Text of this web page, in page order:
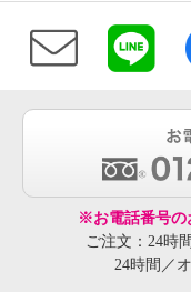
※お電話番号の
ご注文：24時
24時間／